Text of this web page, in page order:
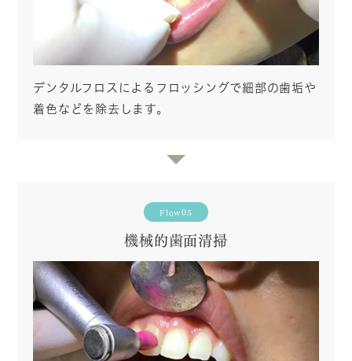
デンタルフロスによるフロッシングで細部の歯垢や
着色などを除去します。
Flow05
機械的歯面清掃